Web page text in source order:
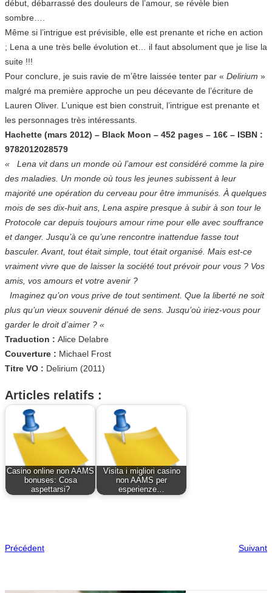
début, débarrassé des douleurs de l’amour, se révèle bien
sombre….
Même si l’intrigue est prévisible, elle est prenante et riche en action
; Lena a une très belle évolution et… il faut absolument que je lise la
suite !!!
Pour conclure, je suis ravie de m’être laissée tenter par « Delirium »
malgré ma première approche un peu décevante de l’écriture de
Lauren Oliver. L’unique est bien construit, l’intrigue est prenante et
les personnages très intéressants.
Hachette (mars 2012) – Black Moon – 452 pages – 16€ – ISBN :
9782012028579
«
Lena vit dans un monde où l’amour est considéré comme la pire
des maladies. Un monde où tous les jeunes subissent à leur
majorité une opération du cerveau pour être immunisés. À quelques
mois de ses dix-huit ans, Lena aspire presque à subir à son tour le
Protocole car depuis toujours amour rime pour elle avec souffrance
et danger. Jusqu’à ce qu’une rencontre inattendue fasse tout
basculer. Avant, tout était simple, tout était organisé. Mais est-ce
vraiment vivre que de laisser la société tout prévoir pour vous ? Vos
amis, vos amours et votre avenir ?
Imaginez qu’on vous prive de tout sentiment. Que la liberté ne soit
plus qu’un vieux souvenir dénué de sens. Jusqu’où iriez-vous pour
garder le droit d’aimer ? «
Traduction : Alice Delabre
Couverture : Michael Frost
Titre VO : Delirium (2011)
Articles relatifs :
Casino online non AAMS
bonuses: Cosa
aspettarsi?
Visita i migliori casino
non AAMS per
esperienze…
Précédent Suivant